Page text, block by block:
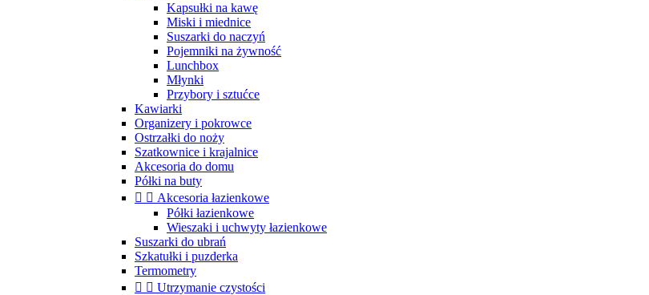
Kapsułki na kawę
Miski i miednice
Suszarki do naczyń
Pojemniki na żywność
Lunchbox
Młynki
Przybory i sztućce
Kawiarki
Organizery i pokrowce
Ostrzałki do noży
Szatkownice i krajalnice
Akcesoria do domu
Półki na buty
  Akcesoria łazienkowe
Półki łazienkowe
Wieszaki i uchwyty łazienkowe
Suszarki do ubrań
Szkatułki i puzderka
Termometry
  Utrzymanie czystości